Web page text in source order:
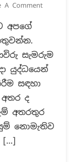
A CommentOn
නොමැතිව
යතුරුපැදි
නොමග
අපගේ
සැමරුම
යුද්ධයෙන්
සඳහා
ද
අතරතුර
නොමැතිව